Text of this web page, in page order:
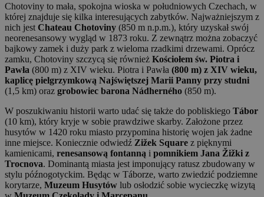
Chotoviny to mała, spokojna wioska w południowych Czechach, w
której znajduje się kilka interesujących zabytków. Najważniejszym z
nich jest Chateau Chotoviny (850 m n.p.m.), który uzyskał swój
neorenesansowy wygląd w 1873 roku. Z zewnątrz można zobaczyć
bajkowy zamek i duży park z wieloma rzadkimi drzewami. Oprócz
zamku, Chotoviny szczycą się również Kościołem św. Piotra i
Pawła (800 m) z XIV wieku. Piotra i Pawła (800 m) z XIV wieku,
kaplicę pielgrzymkową Najświętszej Marii Panny przy studni
(1,5 km) oraz grobowiec barona Nádherného (850 m).
W poszukiwaniu historii warto udać się także do pobliskiego Tábor
(10 km), który kryje w sobie prawdziwe skarby. Założone przez
husytów w 1420 roku miasto przypomina historię wojen jak żadne
inne miejsce. Koniecznie odwiedź Zižek Square z pięknymi
kamienicami, renesansową fontanną i pomnikiem Jana Žižki z
Trocnova. Dominantą miasta jest imponujący ratusz zbudowany w
stylu późnogotyckim. Będąc w Táborze, warto zwiedzić podziemne
korytarze, Muzeum Husytów lub osłodzić sobie wycieczkę wizytą